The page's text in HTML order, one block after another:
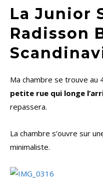
La Junior
Radisson
Ma chambre se trouve au
petite rue qui longe
repassera.
La chambre s’ouvre sur
minimaliste.